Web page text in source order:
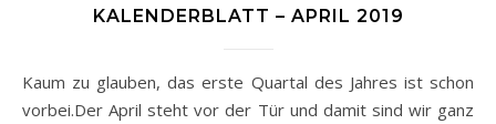
KALENDERBLATT – APRIL 2019
Kaum zu glauben, das erste Quartal des Jahres ist schon
vorbei.Der April steht vor der Tür und damit sind wir ganz